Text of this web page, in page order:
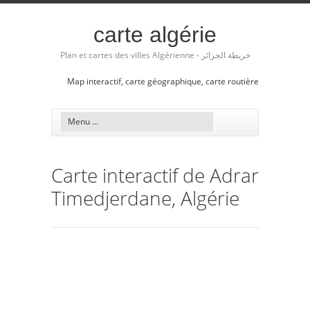
carte algérie
Plan et cartes des villes Algérienne - خريطة الجزائر
Map interactif, carte géographique, carte routière
Carte interactif de Adrar
Timedjerdane, Algérie